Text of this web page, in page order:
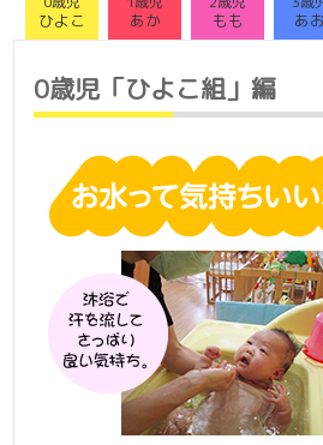
ひよこ あか もも あお
0歳児「ひよこ組」編